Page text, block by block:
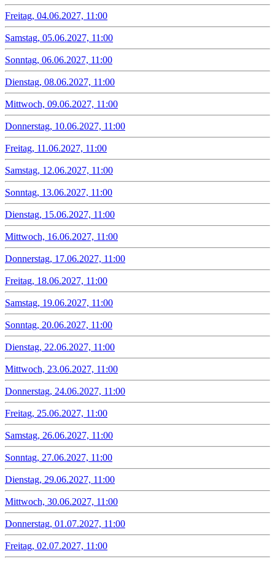
Freitag, 04.06.2027, 11:00
Samstag, 05.06.2027, 11:00
Sonntag, 06.06.2027, 11:00
Dienstag, 08.06.2027, 11:00
Mittwoch, 09.06.2027, 11:00
Donnerstag, 10.06.2027, 11:00
Freitag, 11.06.2027, 11:00
Samstag, 12.06.2027, 11:00
Sonntag, 13.06.2027, 11:00
Dienstag, 15.06.2027, 11:00
Mittwoch, 16.06.2027, 11:00
Donnerstag, 17.06.2027, 11:00
Freitag, 18.06.2027, 11:00
Samstag, 19.06.2027, 11:00
Sonntag, 20.06.2027, 11:00
Dienstag, 22.06.2027, 11:00
Mittwoch, 23.06.2027, 11:00
Donnerstag, 24.06.2027, 11:00
Freitag, 25.06.2027, 11:00
Samstag, 26.06.2027, 11:00
Sonntag, 27.06.2027, 11:00
Dienstag, 29.06.2027, 11:00
Mittwoch, 30.06.2027, 11:00
Donnerstag, 01.07.2027, 11:00
Freitag, 02.07.2027, 11:00